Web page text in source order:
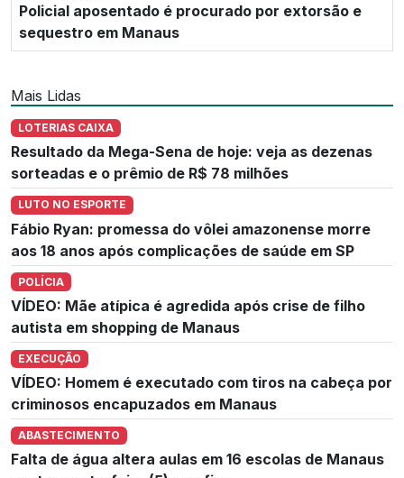
Policial aposentado é procurado por extorsão e
sequestro em Manaus
Mais Lidas
LOTERIAS CAIXA
Resultado da Mega-Sena de hoje: veja as dezenas
sorteadas e o prêmio de R$ 78 milhões
LUTO NO ESPORTE
Fábio Ryan: promessa do vôlei amazonense morre
aos 18 anos após complicações de saúde em SP
POLÍCIA
VÍDEO: Mãe atípica é agredida após crise de filho
autista em shopping de Manaus
EXECUÇÃO
VÍDEO: Homem é executado com tiros na cabeça por
criminosos encapuzados em Manaus
ABASTECIMENTO
Falta de água altera aulas em 16 escolas de Manaus